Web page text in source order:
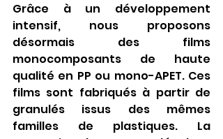
Grâce à un développement
intensif, nous proposons
désormais des films
monocomposants de haute
qualité en PP ou mono-APET. Ces
films sont fabriqués à partir de
granulés issus des mêmes
familles de plastiques. La